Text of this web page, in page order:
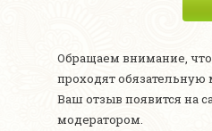
Обращаем внимание, что
проходят
Ваш отзыв появится на
модератором.